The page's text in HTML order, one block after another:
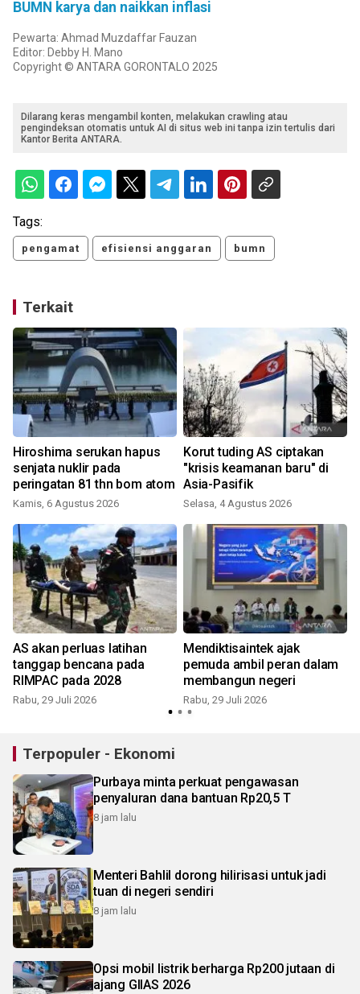
BUMN karya dan naikkan inflasi
Pewarta: Ahmad Muzdaffar Fauzan
Editor: Debby H. Mano
Copyright © ANTARA GORONTALO 2025
Dilarang keras mengambil konten, melakukan crawling atau
pengindeksan otomatis untuk AI di situs web ini tanpa izin tertulis dari
Kantor Berita ANTARA.
Tags:
pengamat efisiensi anggaran bumn
Terkait
Hiroshima serukan hapus
senjata nuklir pada
peringatan 81 thn bom atom
Kamis, 6 Agustus 2026
Korut tuding AS ciptakan
"krisis keamanan baru" di
Asia-Pasifik
Selasa, 4 Agustus 2026
AS akan perluas latihan
tanggap bencana pada
RIMPAC pada 2028
Rabu, 29 Juli 2026
Mendiktisaintek ajak
pemuda ambil peran dalam
membangun negeri
Rabu, 29 Juli 2026
Terpopuler - Ekonomi
Purbaya minta perkuat pengawasan
penyaluran dana bantuan Rp20,5 T
8 jam lalu
Menteri Bahlil dorong hilirisasi untuk jadi
tuan di negeri sendiri
8 jam lalu
Opsi mobil listrik berharga Rp200 jutaan di
ajang GIIAS 2026